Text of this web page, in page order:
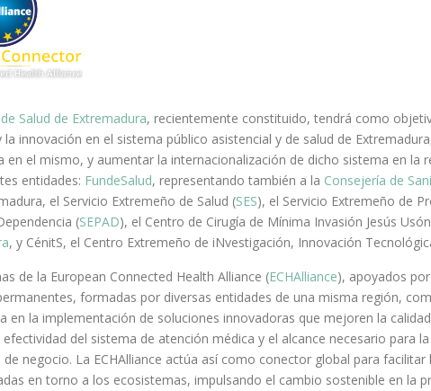
Salud de Extremadura, recientemente constituido, tendrá como
la innovación en el sistema público asistencial y de salud de
en el mismo, y aumentar la internacionalización de dicho sistema en la
entidades: FundeSalud, representando también a la Consejería de
el Servicio Extremeño de Salud (SES), el Servicio Extremeño de
(SEPAD), el Centro de Cirugía de Mínima Invasión Jesús
, y CénitS, el Centro Extremeño de iNvestigación, Innovación
de la European Connected Health Alliance (ECHAlliance), apoyados
formadas por diversas entidades de una misma región,
en la implementación de soluciones innovadoras que mejoren la
efectividad del sistema de atención médica y el alcance necesario para
negocio. La ECHAlliance actúa así como conector global para
en torno a los ecosistemas, impulsando el cambio sostenible en la